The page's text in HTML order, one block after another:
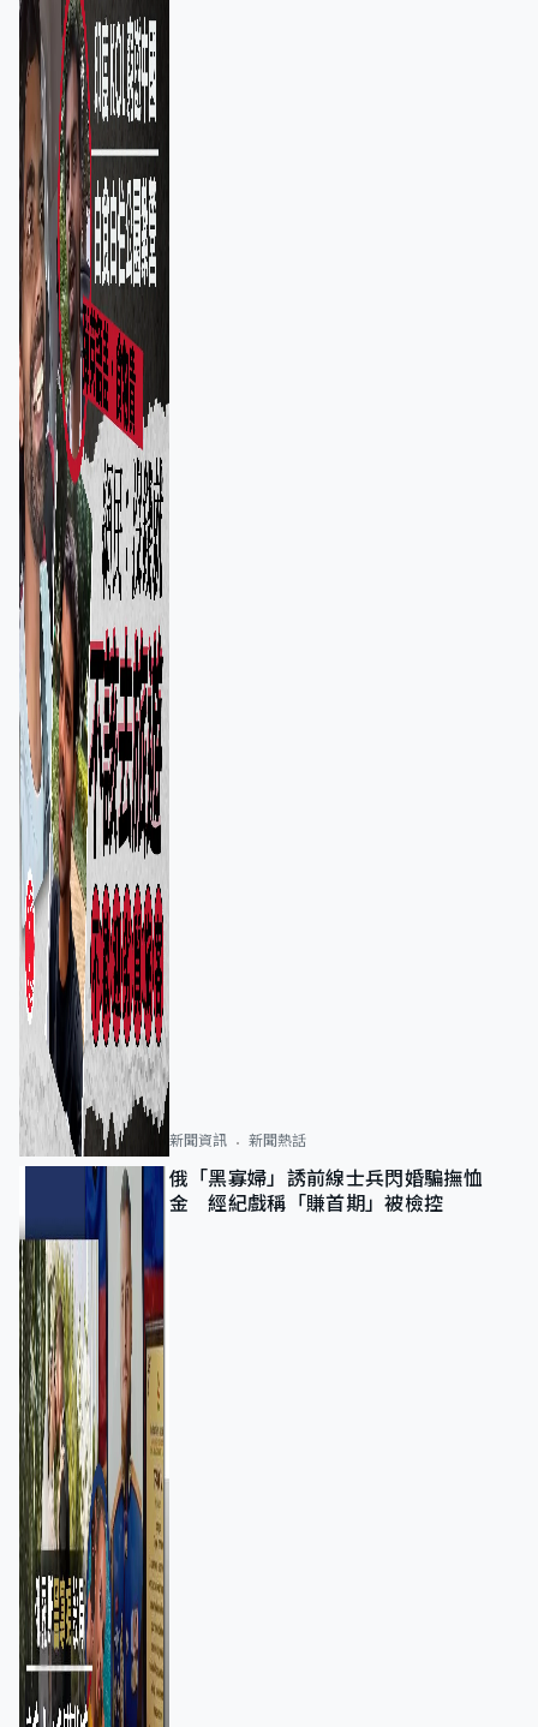
新聞資訊 新聞熱話
俄「黑寡婦」誘前線士兵閃婚騙撫恤
金 經紀戲稱「賺首期」被檢控